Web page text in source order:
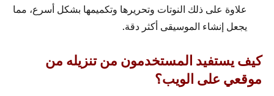
علاوة على ذلك النوتات وتحريرها وتكميمها بشكل أسرع، مما
يجعل إنشاء الموسيقى أكثر دقة.
كيف يستفيد المستخدمون من تنزيله من
موقعي على الويب؟